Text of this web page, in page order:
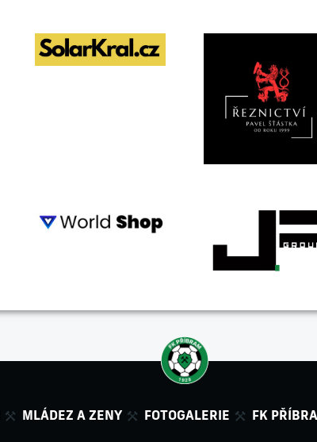
MLÁDEZ A ZENY FOTOGALERIE FK